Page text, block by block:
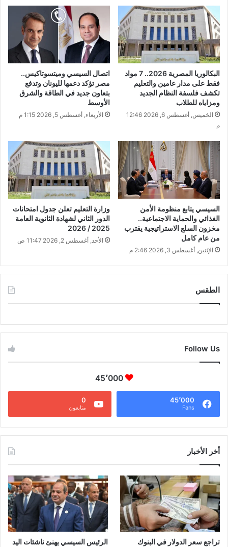
البكالوريا المصرية 2026.. 7 مواد
فقط على مدار عامين والتعليم
تكشف فلسفة النظام الجديد
ومزاياه للطلاب
الخميس, أغسطس 6, 2026 12:46
م
اتصال السيسي وميتسوتاكيس..
مصر تؤكد دعمها لليونان وتدفع
بتعاون جديد في الطاقة والشرق
الأوسط
الأربعاء, أغسطس 5, 2026 1:15 م
السيسي يتابع منظومة الأمن
الغذائي والحماية الاجتماعية..
مخزون السلع الاستراتيجية يقترب
من عام كامل
الإثنين, أغسطس 3, 2026 2:46 م
وزارة التعليم تعلن جدول امتحانات
الدور الثاني لشهادة الثانوية العامة
2025 / 2026
الأحد, أغسطس 2, 2026 11:47 ص
الطقس
Follow Us
45٬000
45٬000
Fans
0
متابعون
أخر الأخبار
تراجع سعر الدولار في البنوك
الرئيس السيسي يهنئ ناشئات اليد